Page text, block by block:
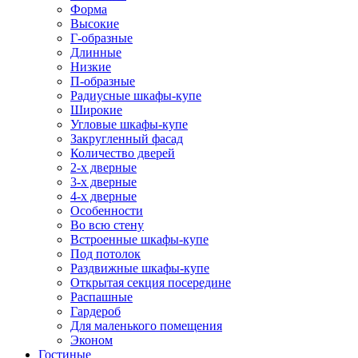
Форма
Высокие
Г-образные
Длинные
Низкие
П-образные
Радиусные шкафы-купе
Широкие
Угловые шкафы-купе
Закругленный фасад
Количество дверей
2-х дверные
3-х дверные
4-х дверные
Особенности
Во всю стену
Встроенные шкафы-купе
Под потолок
Раздвижные шкафы-купе
Открытая секция посередине
Распашные
Гардероб
Для маленького помещения
Эконом
Гостиные